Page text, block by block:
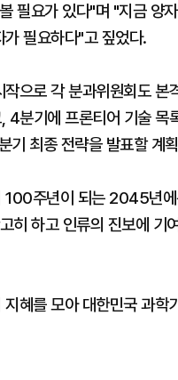
필요가 있다"며 "지금 양
필요하다"고 짚었다.
으로 각 분과위원회도
4분기에 프론티어 기술
기 최종 전략을 발표할 계
100주년이 되는 2045년
히 하고 인류의 진보에 기
혜를 모아 대한민국 과